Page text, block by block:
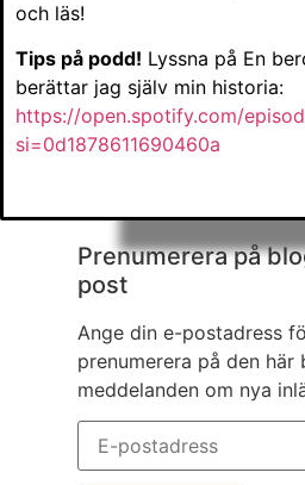
och läs!
Tips på podd! Lyssna på En
berättar jag själv min historia:
https://open.spotify.com/
si=0d1878611690460a
Prenumerera på
post
Ange din e-postadress
prenumerera på den här
meddelanden om nya